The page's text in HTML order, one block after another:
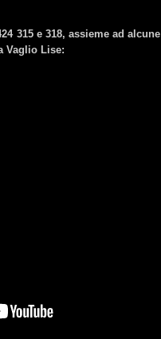
315 e 318, assieme ad alcune
Vaglio Lise: